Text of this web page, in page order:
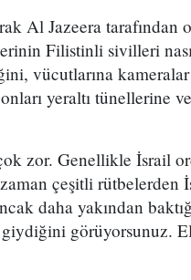
Al Jazeera tarafından
Filistinli sivilleri
vücutlarına kameralar
yeraltı tünellerine
zor. Genellikle İsrail
çeşitli
daha yakından
giydiğini görüyorsunuz.